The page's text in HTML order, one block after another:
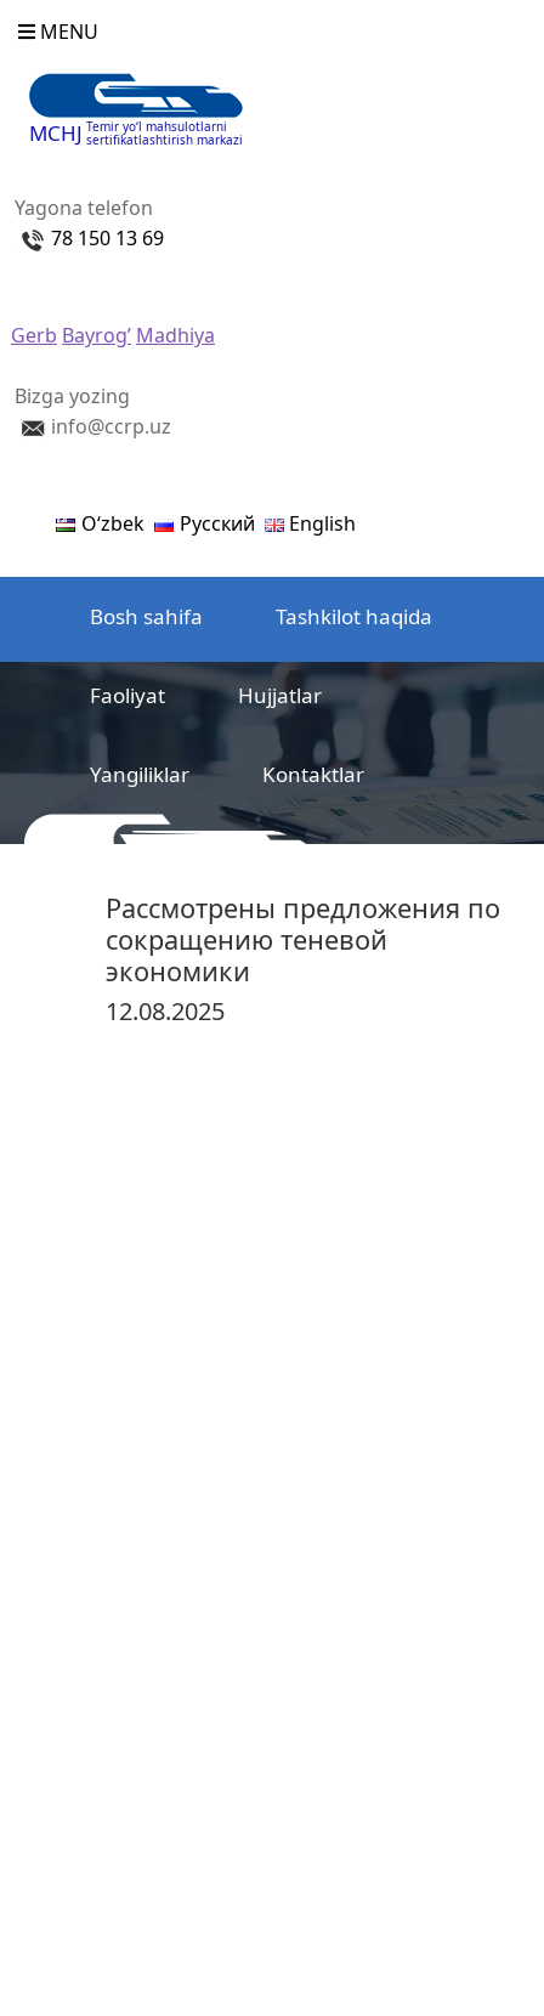
MENU
MCHJ Temir yo‘l mahsulotlarni
sertifikatlashtirish markazi
Yagona telefon
78 150 13 69
Gerb Bayrog’ Madhiya
Bizga yozing
info@ccrp.uz
Oʻzbek Русский English
Bosh sahifa Tashkilot haqida
Faoliyat Hujjatlar
Yangiliklar Kontaktlar
sertifikatlashtirish markazi
Рассмотрены предложения по
сокращению теневой
экономики
12.08.2025